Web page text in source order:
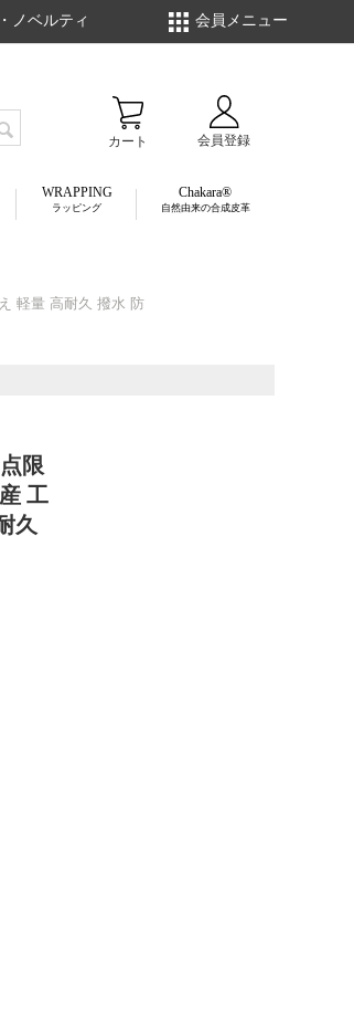
ノベルティ 会員メニュー
会員登録
カート
WRAPPING
ラッピング
Chakara
自然由来の合成皮革
軽量 高耐久 撥水 防
限
工
久